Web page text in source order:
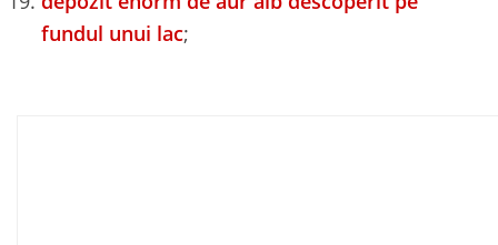
fundul unui lac;